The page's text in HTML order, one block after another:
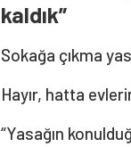
kaldık”
Sokağa çıkma
Hayır, hatta
“Yasağın